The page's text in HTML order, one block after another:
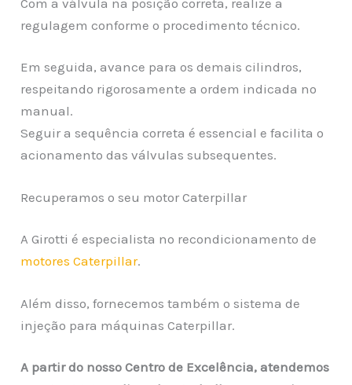
regulagem conforme o procedimento técnico.
Em seguida, avance para os demais cilindros,
respeitando rigorosamente a ordem indicada no
manual.
Seguir a sequência correta é essencial e facilita o
acionamento das válvulas subsequentes.
Recuperamos o seu motor Caterpillar
A Girotti é especialista no recondicionamento de
motores Caterpillar.
Além disso, fornecemos também o sistema de
injeção para máquinas Caterpillar.
A partir do nosso Centro de Excelência, atendemos